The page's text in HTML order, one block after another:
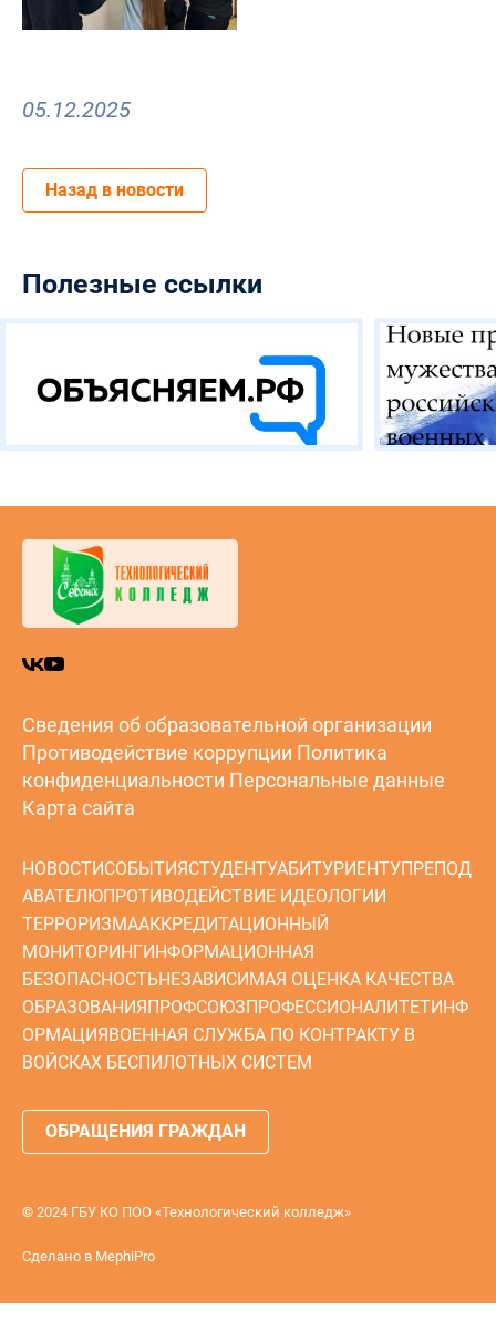
05.12.2025
Назад в новости
Полезные ссылки
Сведения об образовательной организации
Противодействие коррупции Политика
конфиденциальности Персональные данные
Карта сайта
НОВОСТИСОБЫТИЯСТУДЕНТУАБИТУРИЕНТУПРЕПОД
АВАТЕЛЮПРОТИВОДЕЙСТВИЕ ИДЕОЛОГИИ
ТЕРРОРИЗМААККРЕДИТАЦИОННЫЙ
МОНИТОРИНГИНФОРМАЦИОННАЯ
БЕЗОПАСНОСТЬНЕЗАВИСИМАЯ ОЦЕНКА КАЧЕСТВА
ОБРАЗОВАНИЯПРОФСОЮЗПРОФЕССИОНАЛИТЕТИНФ
ОРМАЦИЯВОЕННАЯ СЛУЖБА ПО КОНТРАКТУ В
ВОЙСКАХ БЕСПИЛОТНЫХ СИСТЕМ
ОБРАЩЕНИЯ ГРАЖДАН
© 2024 ГБУ КО ПОО «Технологический колледж»
Сделано в MephiPro